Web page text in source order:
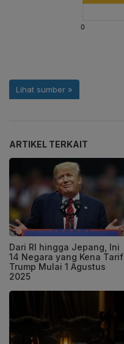
ARTIKEL TERKAIT
Dari RI hingga Jepang, Ini
14 Negara yang Kena Tarif
Trump Mulai 1 Agustus
2025